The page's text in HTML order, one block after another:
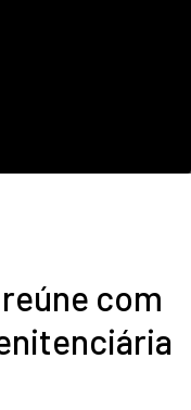
com